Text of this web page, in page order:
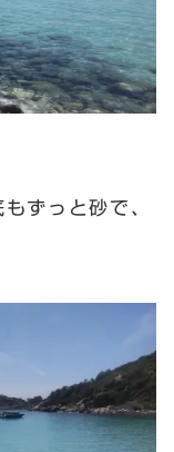
ずっと砂で、